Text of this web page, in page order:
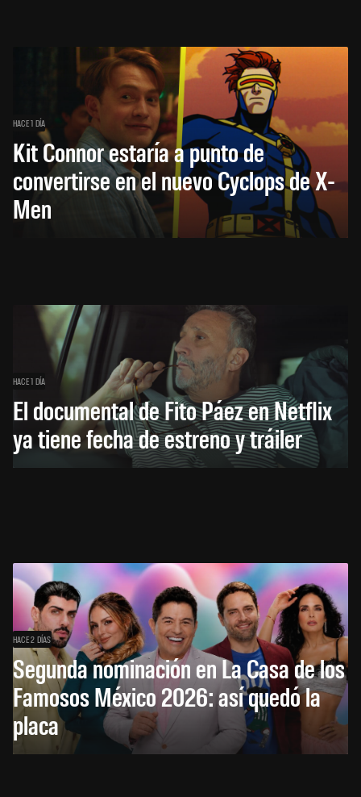
HACE 1 DÍA
Kit Connor estaría a punto de
convertirse en el nuevo Cyclops de X-
Men
HACE 1 DÍA
El documental de Fito Páez en Netflix
ya tiene fecha de estreno y tráiler
HACE 2 DÍAS
Segunda nominación en La Casa de los
Famosos México 2026: así quedó la
placa